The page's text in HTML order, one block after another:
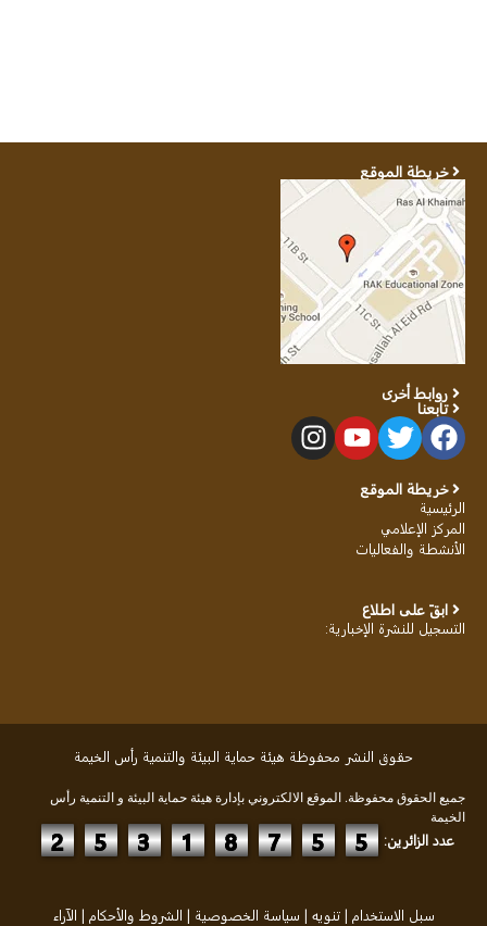
ابقَ على اطلاع
التسجيل للنشرة الإخبارية:
خريطة الموقع
الرئيسية
المركز الإعلامي
الأنشطة والفعاليات
روابط أخرى
تابعنا
خريطة الموقع
حقوق النشر محفوظة هيئة حماية البيئة والتنمية رأس الخيمة
جميع الحقوق محفوظة. الموقع الالكتروني بإدارة هيئة حماية البيئة و التنمية رأس
الخيمة
عدد الزائرين: 2 5 3 1 8 7 5 5
سبل الاستخدام |تنويه | سياسة الخصوصية | الشروط والأحكام | الآراء